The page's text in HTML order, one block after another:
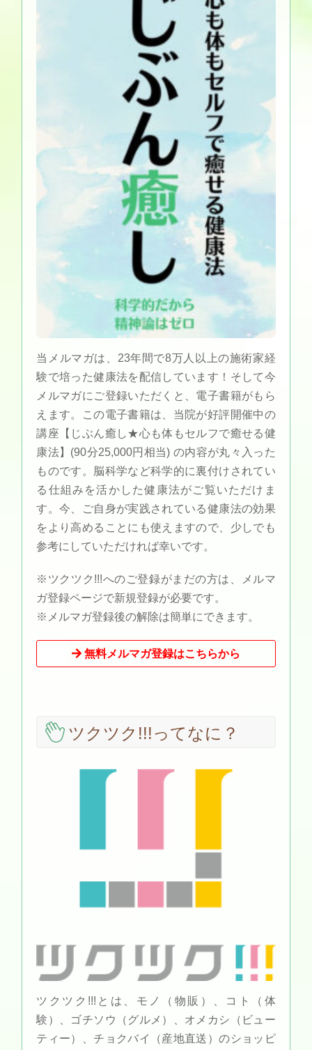
当メルマガは、23年間で8万人以上の施術家経
験で培った健康法を配信しています！そして今
メルマガにご登録いただくと、電子書籍がもら
えます。この電子書籍は、当院が好評開催中の
講座【じぶん癒し★心も体もセルフで癒せる健
康法】(90分25,000円相当) の内容が丸々入った
ものです。脳科学など科学的に裏付けされてい
る仕組みを活かした健康法がご覧いただけま
す。今、ご自身が実践されている健康法の効果
をより高めることにも使えますので、少しでも
参考にしていただければ幸いです。
※ツクツク!!!へのご登録がまだの方は、メルマ
ガ登録ページで新規登録が必要です。
※メルマガ登録後の解除は簡単にできます。
無料メルマガ登録はこちらから
ツクツク!!!ってなに？
ツクツク!!!とは、モノ（物販）、コト（体
験）、ゴチソウ（グルメ）、オメカシ（ビュー
ティー）、チョクバイ（産地直送）のショッピ